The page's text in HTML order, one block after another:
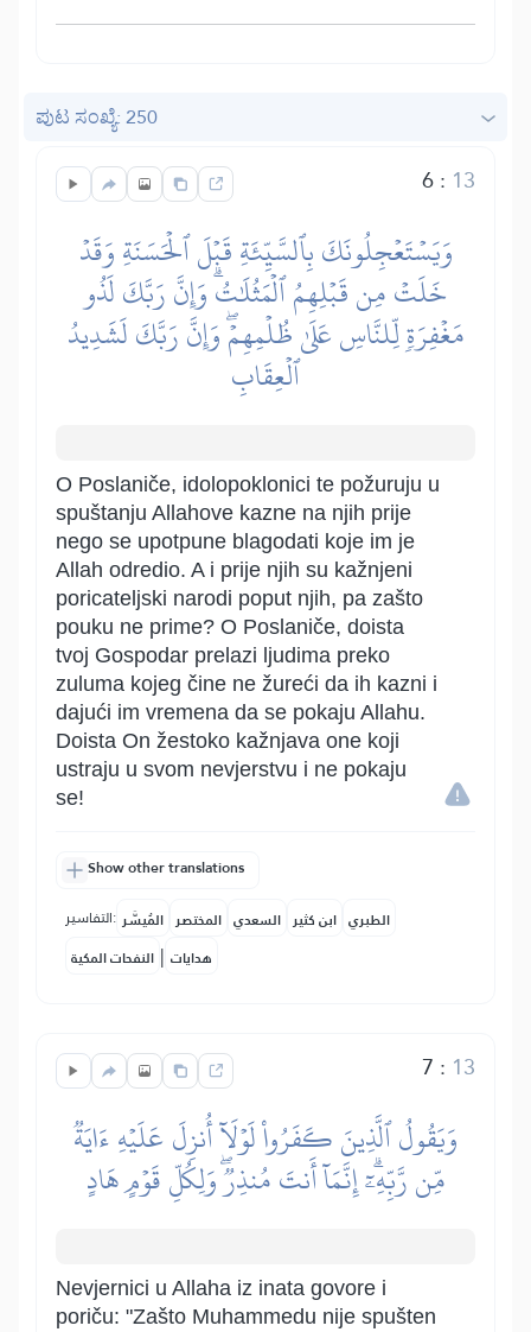
ಪುಟ ಸಂಖ್ಯೆ: 250
6: 13
وَيَسۡتَعۡجِلُونَكَ بِٱلسَّيِّئَةِ قَبۡلَ ٱلۡحَسَنَةِ وَقَدۡ
خَلَتۡ مِن قَبۡلِهِمُ ٱلۡمَثُلَٰتُۗ وَإِنَّ رَبَّكَ لَذُو
مَغۡفِرَةٖ لِّلنَّاسِ عَلَىٰ ظُلۡمِهِمۡۖ وَإِنَّ رَبَّكَ لَشَدِيدُ
ٱلۡعِقَابِ
O Poslaniče, idolopoklonici te požuruju u
spuštanju Allahove kazne na njih prije
nego se upotpune blagodati koje im je
Allah odredio. A i prije njih su kažnjeni
poricateljski narodi poput njih, pa zašto
pouku ne prime? O Poslaniče, doista
tvoj Gospodar prelazi ljudima preko
zuluma kojeg čine ne žureći da ih kazni i
dajući im vremena da se pokaju Allahu.
Doista On žestoko kažnjava one koji
ustraju u svom nevjerstvu i ne pokaju
se!
Show other translations
التفاسير: المُيسَّر المختصر السعدي ابن كثير الطبري
النفحات المكية | هدايات
7 : 13
وَيَقُولُ ٱلَّذِينَ كَفَرُواْ لَوۡلَآ أُنزِلَ عَلَيۡهِ ءَايَةٞ
مِّن رَّبِّهِۦٓۗ إِنَّمَآ أَنتَ مُنذِرٞۖ وَلِكُلِّ قَوۡمٍ هَادٍ
Nevjernici u Allaha iz inata govore i
poriču: "Zašto Muhammedu nije spušten